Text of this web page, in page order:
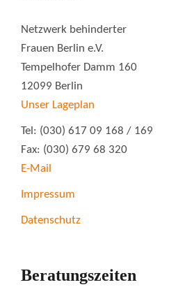
Netzwerk behinderter
Frauen Berlin e.V.
Tempelhofer Damm 160
12099 Berlin
Unser Lageplan
Tel: (030) 617 09 168 / 169
Fax: (030) 679 68 320
E-Mail
Impressum
Datenschutz
Beratungszeiten